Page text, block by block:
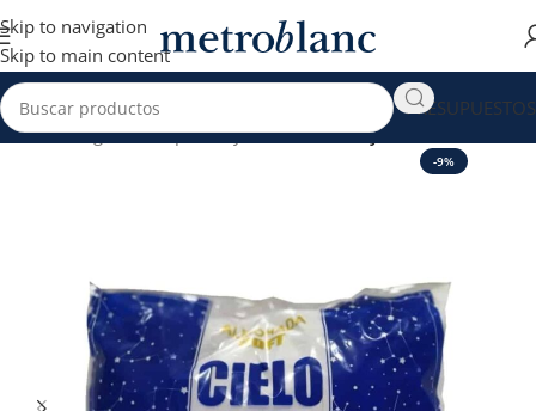
Skip to navigation
Skip to main content
PRESUPUESTOS
Inicio Hogar venta por Mayor Almohadas y más
-9%